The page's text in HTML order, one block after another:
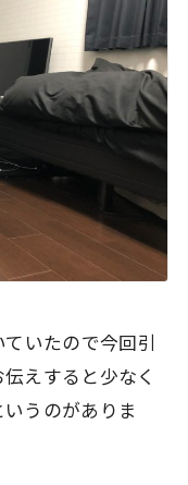
いたので今回引
えすると少なく
いうのがありま